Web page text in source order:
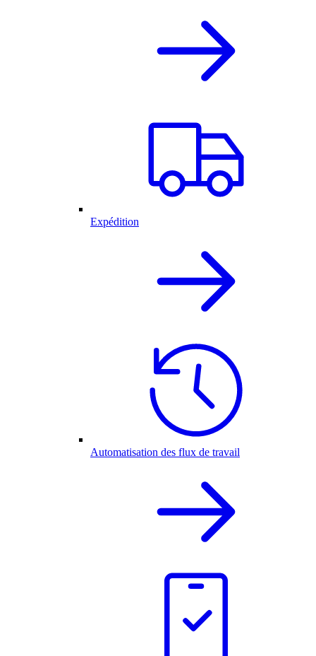
Expédition
Automatisation des flux de travail